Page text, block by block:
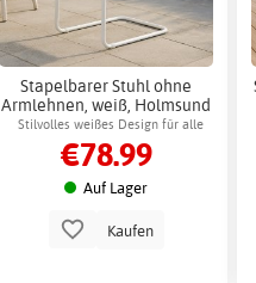
Stapelbarer Stuhl ohne
Armlehnen, weiß, Holmsund
Gartenmöbel
Stilvolles weißes Design für alle
Außenbereiche
€78.99
Auf Lager
Kaufen